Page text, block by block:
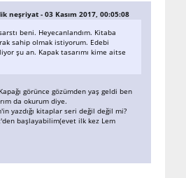
neşriyat - 03 Kasım 2017, 00:05:08
beni. Heyecanlandım. Kitaba
sahip olmak istiyorum. Edebi
şu an. Kapak tasarımı kime aitse
görünce gözümden yaş geldi ben
da okurum diye.
yazdığı kitaplar seri değil değil mi?
başlayabilim(evet ilk kez Lem